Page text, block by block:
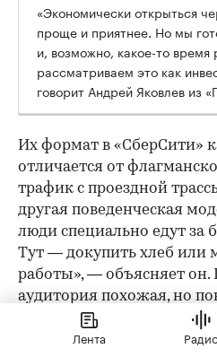
«Экономически открыться
проще и приятнее. Но мы
и, возможно, какое-то
рассматриваем это как
говорит Андрей Яковлев из
Их формат в «СберСити»
отличается от
трафик с проездной
другая поведенческая
люди специально едут за
Тут — докупить хлеб или
работы», — объясняет он.
аудитория похожая, но
Ключевые «фишки»
Лента